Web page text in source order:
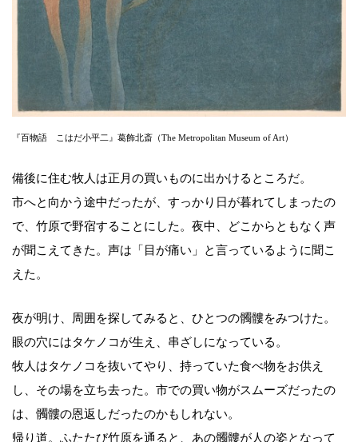
『百物語 こはだ小平二』葛飾北斎（The Metropolitan Museum of Art）
備後に住む牧人は正月の買いものに出かけるところだ。
市へと向かう途中だったが、すっかり日が暮れてしまったの
で、竹原で野宿することにした。夜中、どこからともなく声
が聞こえてきた。声は「目が痛い」と言っているように聞こ
えた。
夜が明け、周囲を探してみると、ひとつの髑髏をみつけた。
眼の穴にはタケノコが生え、串ざしになっている。
牧人はタケノコを抜いてやり、持っていた食べ物をお供え
し、その場を立ち去った。市での買い物がスムーズだったの
は、髑髏の恩返しだったのかもしれない。
帰り道。ふたたび竹原を通ると、あの髑髏が人の姿となって